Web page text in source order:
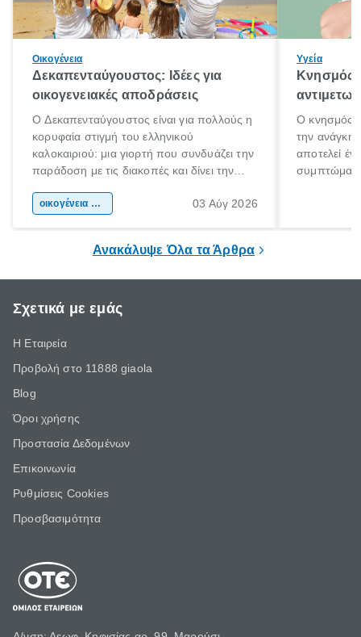
Οικογένεια
Δεκαπενταύγουστος: Ιδέες για
οικογενειακές αποδράσεις
Ο Δεκαπενταύγουστος είναι για πολλούς η
κορυφαία στιγμή του ελληνικού
καλοκαιριού: μια γιορτή που συνδυάζει την
παράδοση με τις διακοπές και δίνει την
χώρας. Είτε πρόκειται για λίγες μέρες
οικογένεια & παιδί 03 Αύγ 2026
Υγεία
Κνησμός:
Ο κνησμός
την ανάγκη
αποτελεί
Ανακάλυψε Όλα τα Άρθρα
Σχετικά με εμάς
Η Εταιρεία
Προβολή στο 11888 giaola
Blog
Όροι χρήσης
Προστασία Δεδομένων
Επικοινωνία
Ρυθμίσεις Cookies
Προσβασιμότητα